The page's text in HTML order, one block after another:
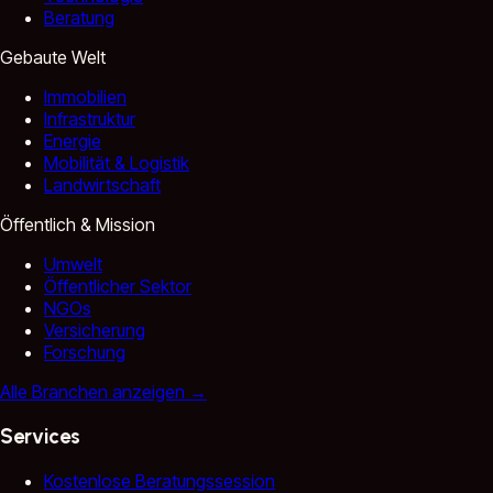
Beratung
Gebaute Welt
Immobilien
Infrastruktur
Energie
Mobilität & Logistik
Landwirtschaft
Öffentlich & Mission
Umwelt
Öffentlicher Sektor
NGOs
Versicherung
Forschung
Alle Branchen anzeigen →
Services
Kostenlose Beratungssession